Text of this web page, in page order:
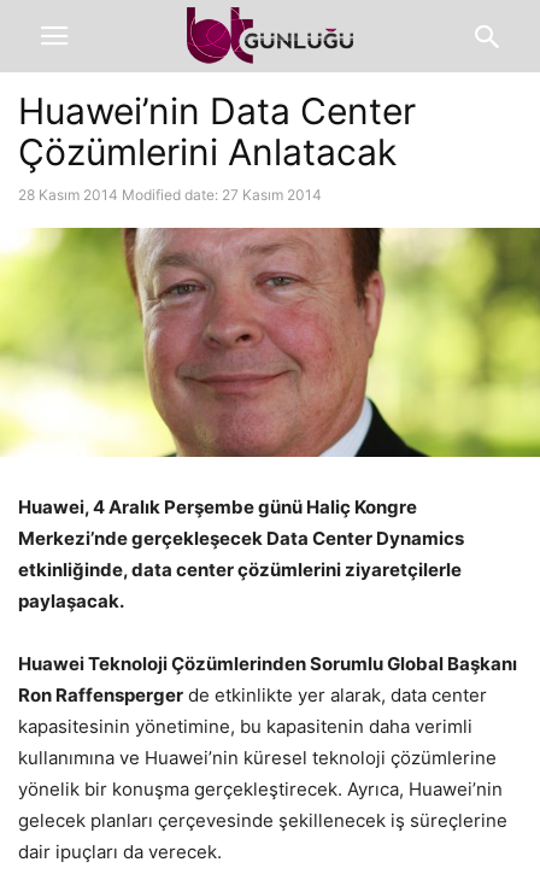
Huawei’nin Data Center
Çözümlerini Anlatacak
28 Kasım 2014 Modified date: 27 Kasım 2014
Huawei, 4 Aralık Perşembe günü Haliç Kongre
Merkezi’nde gerçekleşecek Data Center Dynamics
etkinliğinde, data center çözümlerini ziyaretçilerle
paylaşacak.
Huawei Teknoloji Çözümlerinden Sorumlu Global Başkanı
Ron Raffensperger de etkinlikte yer alarak, data center
kapasitesinin yönetimine, bu kapasitenin daha verimli
kullanımına ve Huawei’nin küresel teknoloji çözümlerine
yönelik bir konuşma gerçekleştirecek. Ayrıca, Huawei’nin
gelecek planları çerçevesinde şekillenecek iş süreçlerine
dair ipuçları da verecek.